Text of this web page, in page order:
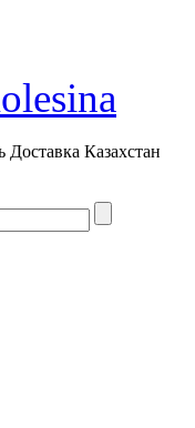
Доставка Казахстан